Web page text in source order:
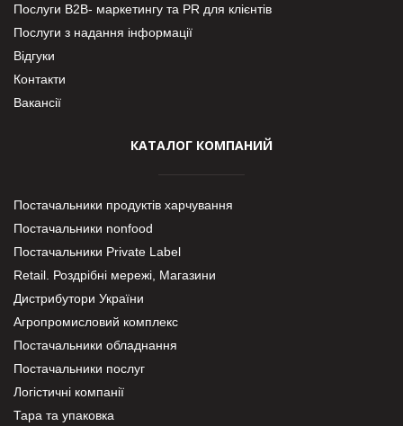
Послуги В2В- маркетингу та PR для клієнтів
Послуги з надання інформації
Відгуки
Контакти
Вакансії
КАТАЛОГ КОМПАНИЙ
Постачальники продуктів харчування
Постачальники nonfood
Постачальники Private Label
Retail. Роздрібні мережі, Магазини
Дистрибутори України
Агропромисловий комплекс
Постачальники обладнання
Постачальники послуг
Логістичні компанії
Тара та упаковка